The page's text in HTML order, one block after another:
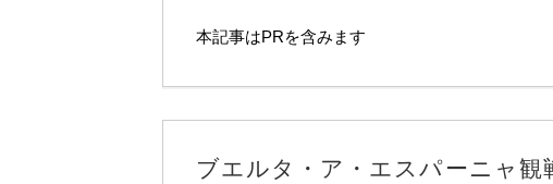
本記事はPRを含みます
ブエルタ・ア・エスパーニャ